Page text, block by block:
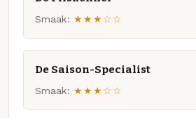
Smaak: ★★★☆☆
De Saison-Specialist
Smaak: ★★★☆☆